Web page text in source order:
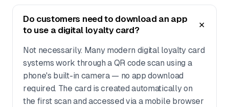
Do customers need to download an app
to use a digital loyalty card?
Not necessarily. Many modern digital loyalty card
systems work through a QR code scan using a
phone's built-in camera — no app download
required. The card is created automatically on
the first scan and accessed via a mobile browser